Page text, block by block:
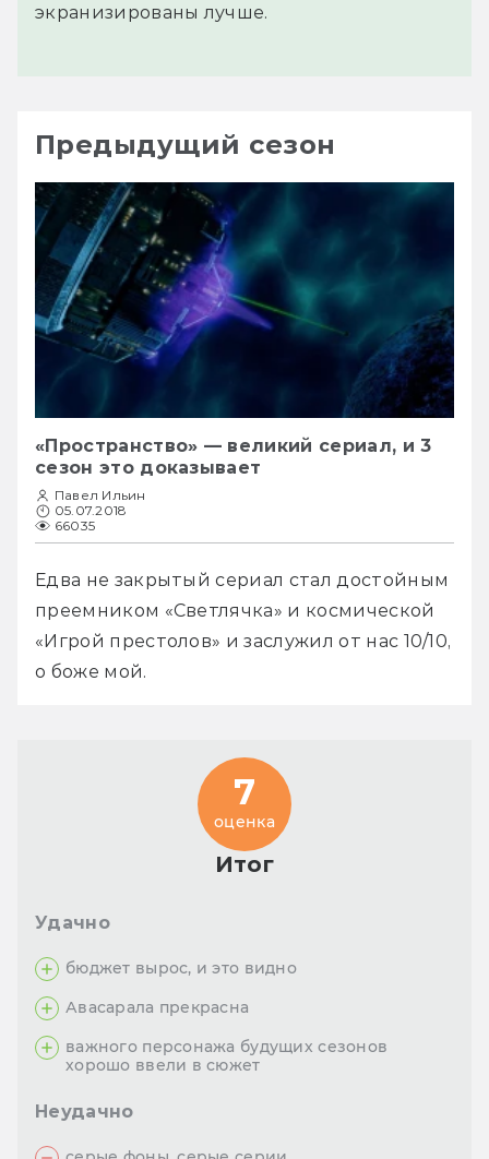
экранизированы лучше.
Предыдущий сезон
«Пространство» — великий сериал, и 3
сезон это доказывает
Павел Ильин
05.07.2018
66035
Едва не закрытый сериал стал достойным
преемником «Светлячка» и космической
«Игрой престолов» и заслужил от нас 10/10,
о боже мой.
Итог
7
оценка
Удачно
бюджет вырос, и это видно
Авасарала прекрасна
важного персонажа будущих сезонов
хорошо ввели в сюжет
Неудачно